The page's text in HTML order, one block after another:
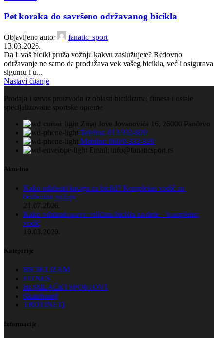
Pet koraka do savršeno održavanog bicikla
Objavljeno autor
fanatic_sport
13.03.2026.
Da li vaš bicikl pruža vožnju kakvu zaslužujete? Redovno
održavanje ne samo da produžava vek vašeg bicikla, već i osigurava
sigurnu i u...
Nastavi čitanje
Prodaja i servis proizvoda iz oblasti biciklizma, fitnesa i ostale
specijalizovane sportske opreme
Zmaj Jove Jovanovića 16, 26000 Pančevo
Telefon: 013/332-920
Mobilni: 060/0-332-920
Email: info@fanaticsport.rs
Aktuelno
Kako odabrati kacigu za bicikl? Kompletan vodič za
bezbednu vožnju
21.07.2026.
Kako odabrati pravu veličinu bicikla za dete – kompletan
vodič
16.03.2026.
Kategorije
BICIKLIZAM
FITNES
BORILAČKI SPORTOVI
Skateboard
TROTINETI
Informacije